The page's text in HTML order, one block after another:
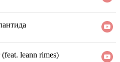
(feat. leann rimes)